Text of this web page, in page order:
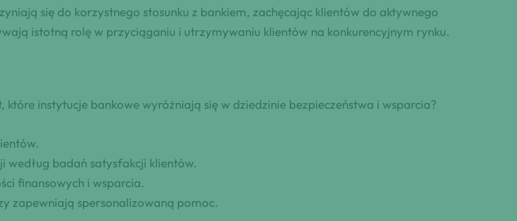
się do korzystnego stosunku z bankiem, zachęcając klientów do aktywnego
istotną rolę w przyciąganiu i utrzymywaniu klientów na konkurencyjnym rynku.
instytucje bankowe wyróżniają się w dziedzinie bezpieczeństwa i wsparcia?
według badań satysfakcji klientów.
finansowych i wsparcia.
zapewniają spersonalizowaną pomoc.